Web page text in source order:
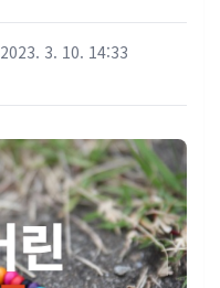
2023. 3. 10. 14:33